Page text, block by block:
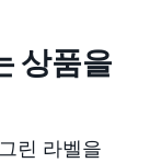
상품을
린 라벨을